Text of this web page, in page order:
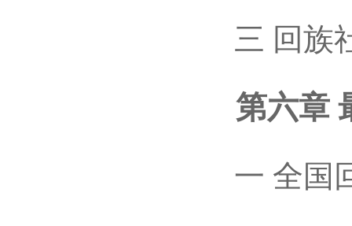
三 回族社
第六章 最
一 全国回